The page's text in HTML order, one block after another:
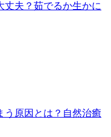
丈夫？茹でるか生かに
う原因とは？自然治癒